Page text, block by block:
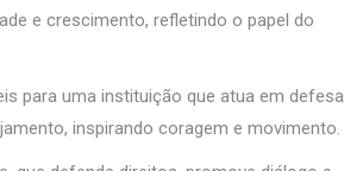
e crescimento, refletindo o papel do
para uma instituição que atua em defesa
inspirando coragem e movimento.